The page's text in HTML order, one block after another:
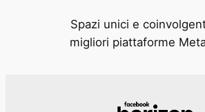
Spazi unici e
migliori piattaforme